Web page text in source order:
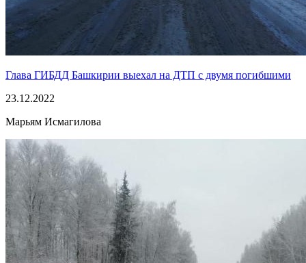
Глава ГИБДД Башкирии выехал на ДТП с двумя погибшими
23.12.2022
Марьям Исмагилова